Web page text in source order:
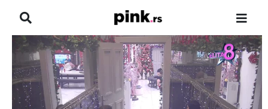
NASLOVNA
VESTI
ZADRUGA